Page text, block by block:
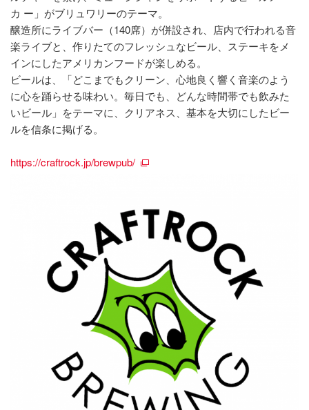
カ ー」がブリュワリーのテーマ。
醸造所にライブバー（140席）が併設され、店内で行われる音
楽ライブと、作りたてのフレッシュなビール、ステーキをメ
インにしたアメリカンフードが楽しめる。
ビールは、「どこまでもクリーン、心地良く響く音楽のよう
に心を踊らせる味わい。毎日でも、どんな時間帯でも飲みた
いビール」をテーマに、クリアネス、基本を大切にしたビー
ルを信条に掲げる。
https://craftrock.jp/brewpub/